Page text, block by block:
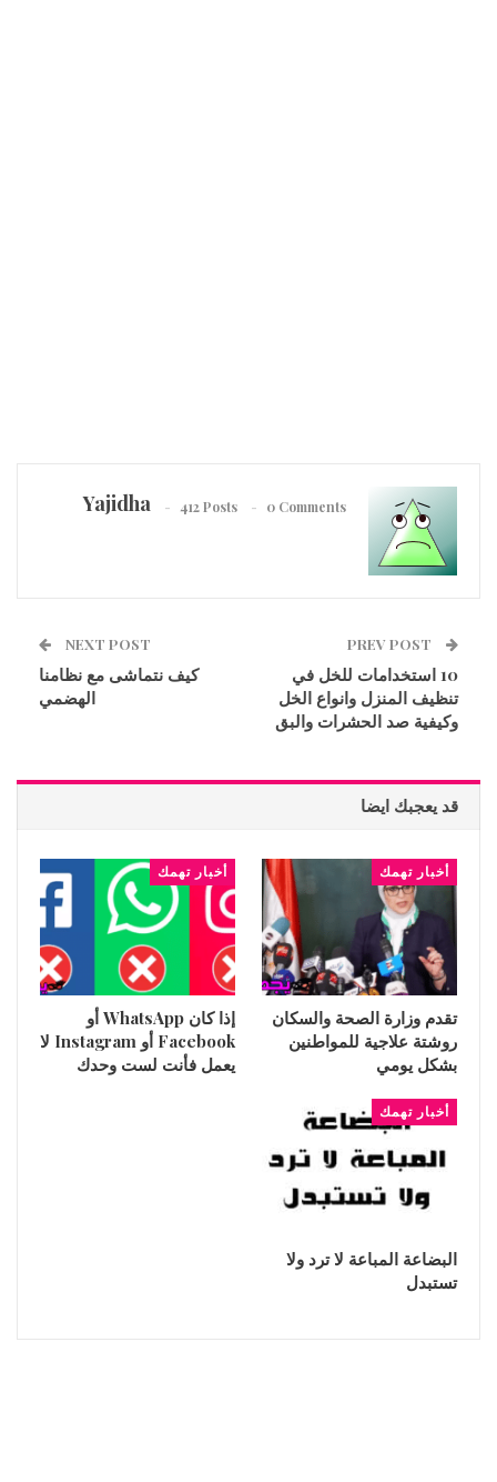
Yajidha 412 Posts 0 Comments
10 استخدامات للخل في
تنظيف المنزل وانواع الخل
وكيفية صد الحشرات والبق
NEXT POST
كيف نتماشى مع نظامنا
الهضمي
قد يعجبك ايضا
أخبار تهمك
تقدم وزارة الصحة والسكان
روشتة علاجية للمواطنين
بشكل يومي
أخبار تهمك
إذا كان WhatsApp أو
Facebook أو Instagram لا
يعمل فأنت لست وحدك
أخبار تهمك
البضاعة المباعة لا ترد ولا
تستبدل